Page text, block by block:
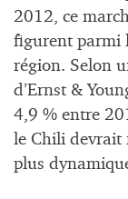
2012, ce
figurent parmi
région. Selon
d’Ernst &
4,9 % entre
le Chili devrait
plus